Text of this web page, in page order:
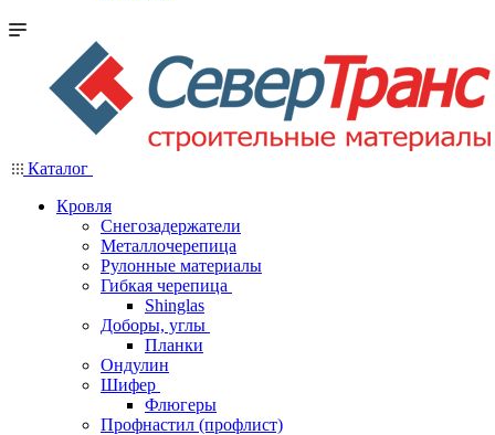
Каталог
Кровля
Снегозадержатели
Металлочерепица
Рулонные материалы
Гибкая черепица
Shinglas
Доборы, углы
Планки
Ондулин
Шифер
Флюгеры
Профнастил (профлист)